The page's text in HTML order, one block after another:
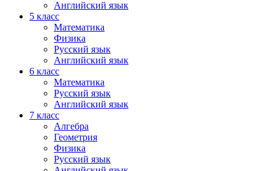
Английский язык
5 класс
Математика
Физика
Русский язык
Английский язык
6 класс
Математика
Русский язык
Английский язык
7 класс
Алгебра
Геометрия
Физика
Русский язык